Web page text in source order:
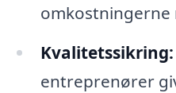
omkostningerne
Kvalitetssikring:
entreprenører